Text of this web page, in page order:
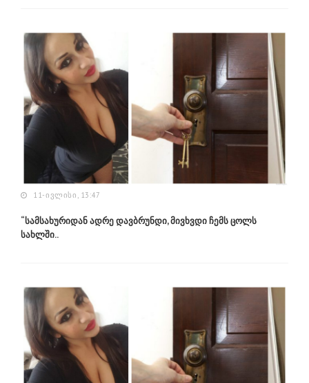
11-ᲘᲕᲚᲘᲡᲘ, 13:47
“სამსახურიდან ადრე დავბრუნდი, მივხვდი ჩემს ცოლს
სახლში..